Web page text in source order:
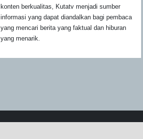
konten berkualitas, Kutatv menjadi sumber
informasi yang dapat diandalkan bagi pembaca
yang mencari berita yang faktual dan hiburan
yang menarik.